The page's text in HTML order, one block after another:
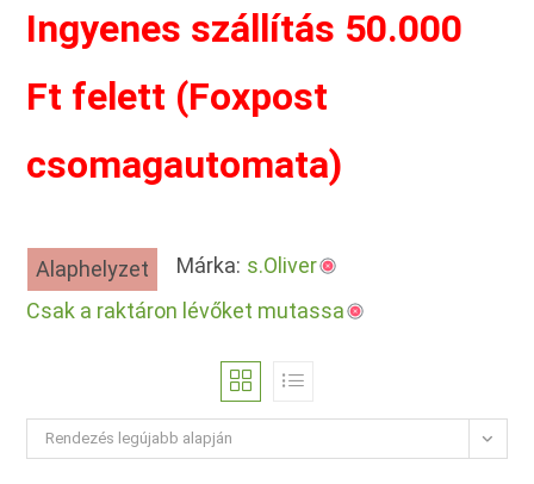
Ingyenes szállítás 50.000
Ft felett (Foxpost
csomagautomata)
Alaphelyzet Márka: s.Oliver
Csak a raktáron lévőket mutassa
Rendezés legújabb alapján